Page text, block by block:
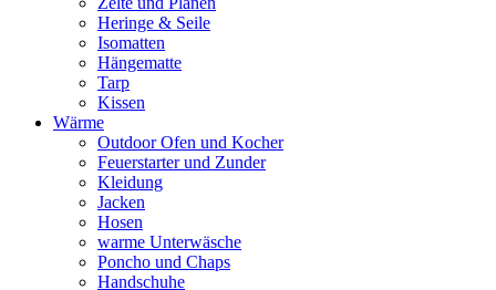
Heringe & Seile
Isomatten
Hängematte
Tarp
Kissen
Wärme
Outdoor Ofen und Kocher
Feuerstarter und Zunder
Kleidung
Jacken
Hosen
warme Unterwäsche
Poncho und Chaps
Handschuhe